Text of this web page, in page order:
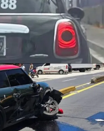
tránsito
el
un